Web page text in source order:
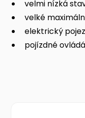
velmi nízká
velké
elektrický
pojízdné